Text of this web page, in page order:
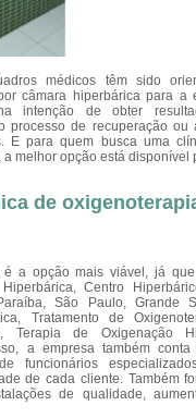
médicos têm sido
câmara hiperbárica para a
intenção de obter
processo de recuperação ou
E para quem busca uma
melhor opção está disponível
de
a opção mais viável, já
Centro
São Paulo, Grande
Tratamento de
Terapia de Oxigenação
a empresa também
funcionários
de cada cliente. Também
de qualidade,